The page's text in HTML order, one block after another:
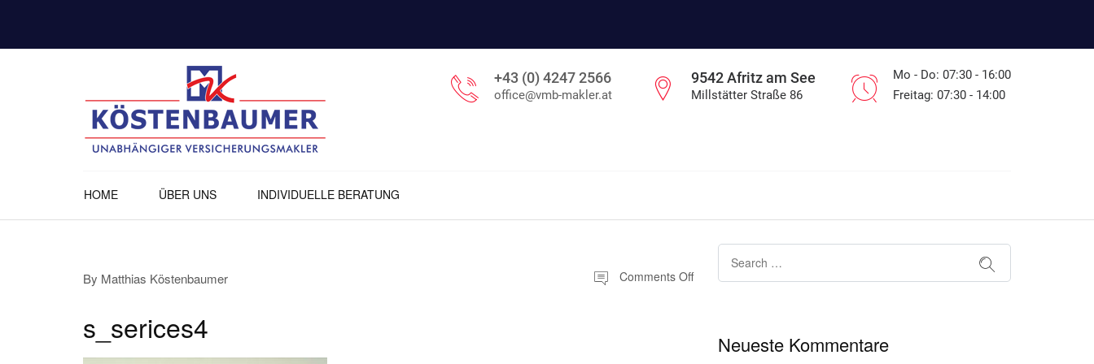
+43 (0) 4247 2566
office@vmb-makler.at
9542 Afritz am See
Millstätter Straße 86
Mo - Do: 07:30 - 16:00
Freitag: 07:30 - 14:00
HOME ÜBER UNS INDIVIDUELLE BERATUNG
By Matthias Köstenbaumer Comments Off
s_serices4 Neueste Kommentare